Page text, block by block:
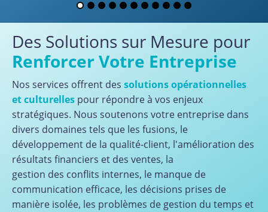
Des Solutions sur Mesure pour
Renforcer Votre Entreprise
Nos services offrent des solutions opérationnelles
et culturelles pour répondre à vos enjeux
stratégiques. Nous soutenons votre entreprise dans
divers domaines tels que les fusions, le
développement de la qualité-client, l'amélioration des
résultats financiers et des ventes, la
gestion des conflits internes, le manque de
communication efficace, les décisions prises de
manière isolée, les problèmes de gestion du temps et